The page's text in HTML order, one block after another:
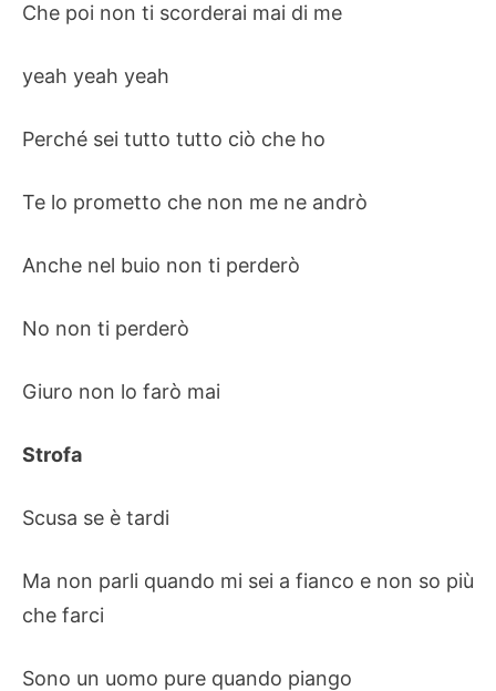
Che poi non ti scorderai mai di me
yeah yeah yeah
Perché sei tutto tutto ciò che ho
Te lo prometto che non me ne andrò
Anche nel buio non ti perderò
No non ti perderò
Giuro non lo farò mai
Strofa
Scusa se è tardi
Ma non parli quando mi sei a fianco e non so più
che farci
Sono un uomo pure quando piango